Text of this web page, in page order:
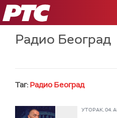
РТС
Радио Београд
Таг: Радио Београд
УТОРАК, 04.